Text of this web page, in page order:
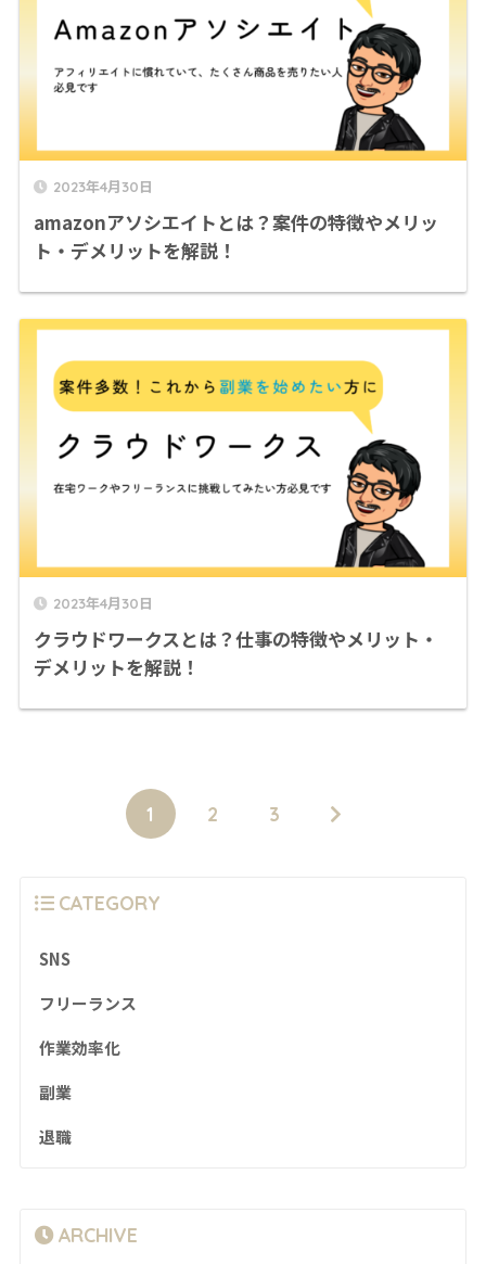
2023年4月30日
amazonアソシエイトとは？案件の特徴やメリッ
ト・デメリットを解説！
2023年4月30日
クラウドワークスとは？仕事の特徴やメリット・
デメリットを解説！
1 2 3
CATEGORY
SNS
フリーランス
作業効率化
副業
退職
ARCHIVE